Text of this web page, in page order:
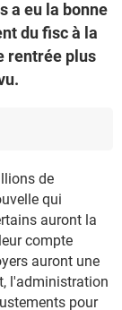
a eu la bonne
du fisc à la
rentrée plus
de
qui
auront la
compte
auront une
l'administration
pour